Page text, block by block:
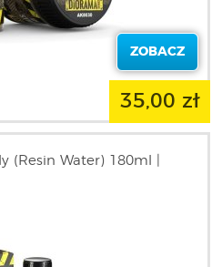
ZOBACZ
35,00 zł
(Resin Water) 180ml |